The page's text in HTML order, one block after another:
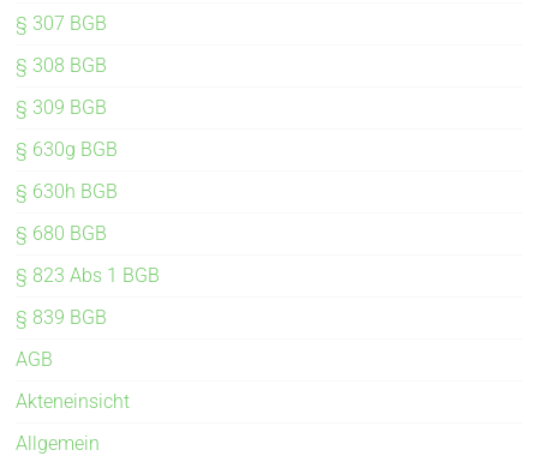
§ 307 BGB
§ 308 BGB
§ 309 BGB
§ 630g BGB
§ 630h BGB
§ 680 BGB
§ 823 Abs 1 BGB
§ 839 BGB
AGB
Akteneinsicht
Allgemein